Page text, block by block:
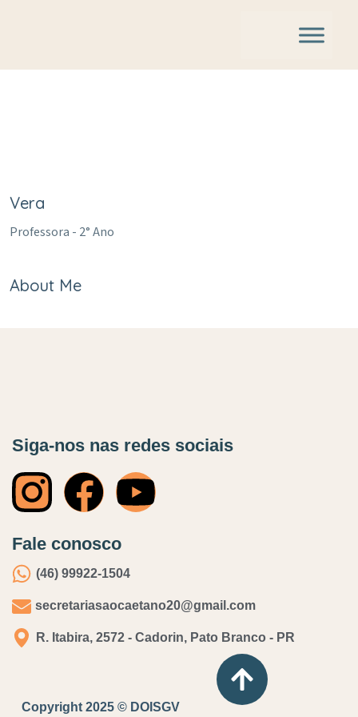
Vera
Professora - 2° Ano
About Me
Siga-nos nas redes sociais
Fale conosco
(46) 99922-1504
secretariasaocaetano20@gmail.com
R. Itabira, 2572 - Cadorin, Pato Branco - PR
Copyright 2025 © DOISGV